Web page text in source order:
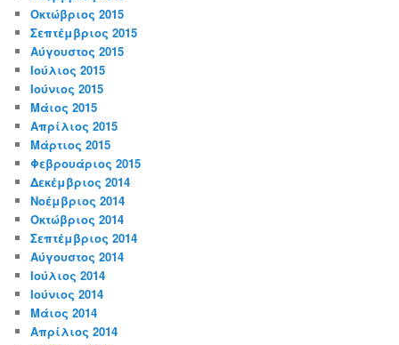
Οκτώβριος 2015
Σεπτέμβριος 2015
Αύγουστος 2015
Ιούλιος 2015
Ιούνιος 2015
Μάιος 2015
Απρίλιος 2015
Μάρτιος 2015
Φεβρουάριος 2015
Δεκέμβριος 2014
Νοέμβριος 2014
Οκτώβριος 2014
Σεπτέμβριος 2014
Αύγουστος 2014
Ιούλιος 2014
Ιούνιος 2014
Μάιος 2014
Απρίλιος 2014